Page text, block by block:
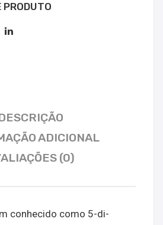
ADICIONAL
(0)
conhecido como 5-di-